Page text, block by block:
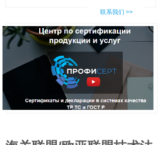
联系我们 >>